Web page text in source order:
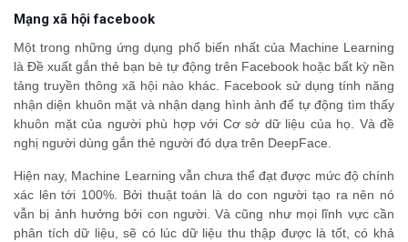
Mạng xã hội facebook
Một trong những ứng dụng phổ biến nhất của Machine Learning
là Đề xuất gắn thẻ bạn bè tự động trên Facebook hoặc bất kỳ nền
tảng truyền thông xã hội nào khác. Facebook sử dụng tính năng
nhận diện khuôn mặt và nhận dạng hình ảnh để tự động tìm thấy
khuôn mặt của người phù hợp với Cơ sở dữ liệu của họ. Và đề
nghị người dùng gắn thẻ người đó dựa trên DeepFace.
Hiện nay, Machine Learning vẫn chưa thể đạt được mức độ chính
xác lên tới 100%. Bởi thuật toán là do con người tạo ra nên nó
vẫn bị ảnh hưởng bởi con người. Và cũng như mọi lĩnh vực cần
phân tích dữ liệu, sẽ có lúc dữ liệu thu thập được là tốt, có khả